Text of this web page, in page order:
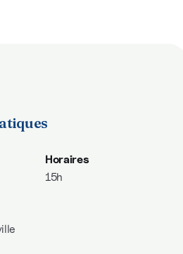
Horaires
15h